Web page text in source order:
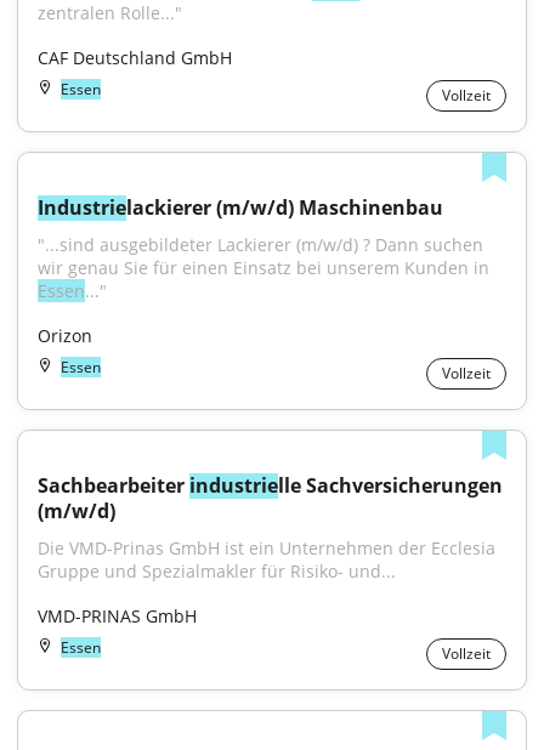
zentralen Rolle..."
CAF Deutschland GmbH
Essen Vollzeit
Industrielackierer (m/w/d) Maschinenbau
"...sind ausgebildeter Lackierer (m/w/d) ? Dann suchen
Essen..."
Orizon
Essen Vollzeit
Sachbearbeiter industrielle Sachversicherungen
(m/w/d)
Die VMD-Prinas GmbH ist ein Unternehmen der Ecclesia
Gruppe und Spezialmakler für Risiko- und...
VMD-PRINAS GmbH
Essen Vollzeit